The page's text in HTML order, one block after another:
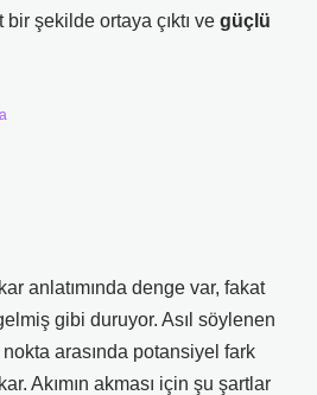
bir şekilde ortaya çıktı ve güçlü
anlatımında denge var, fakat
gibi duruyor. Asıl söylenen
nokta arasında potansiyel fark
Akımın akması için şu şartlar